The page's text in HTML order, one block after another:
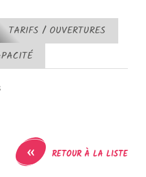
TARIFS / OUVERTURES
« RETOUR À LA LISTE